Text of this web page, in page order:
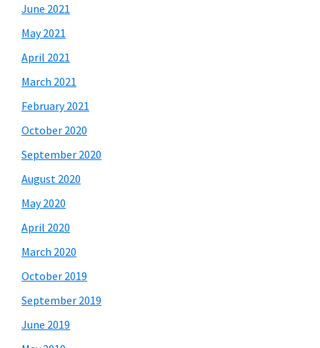
June 2021
May 2021
April 2021
March 2021
February 2021
October 2020
September 2020
August 2020
May 2020
April 2020
March 2020
October 2019
September 2019
June 2019